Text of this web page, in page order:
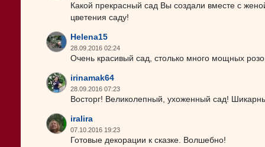
Какой прекрасный сад Вы создали вместе с
цветения саду!
Helena15
28.09.2016 02:24
Очень красивый сад, столько много мощных
irinamak64
28.09.2016 07:23
Восторг! Великолепный, ухоженный сад!
iralira
07.10.2016 19:23
Готовые декорации к сказке. Волшебно!